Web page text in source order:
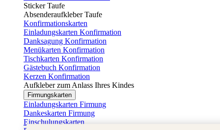
Sticker Taufe
Absenderaufkleber Taufe
Konfirmationskarten
Einladungskarten Konfirmation
Danksagung Konfirmation
Menükarten Konfirmation
Tischkarten Konfirmation
Gästebuch Konfirmation
Kerzen Konfirmation
Aufkleber zum Anlass Ihres Kindes
Firmungskarten
Einladungskarten Firmung
Dankeskarten Firmung
Einschulungskarten